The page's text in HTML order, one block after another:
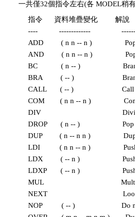
一共僅32個指令左右(各 MODEL稍
指令
資料堆疊變化
解說
----
-------------
ADD ( n n -- n )
AND
( n n -- n )
BC
( n -- )
BRA
( -- )
CALL
( -- )
COM
( n n -- n )
DIV
DROP
( n -- )
DUP
( n -- n n )
LDI
( n n -- n )
LDX
( -- n )
LDXP
( -- n )
MUL
NEXT
NOP
( -- )
Do